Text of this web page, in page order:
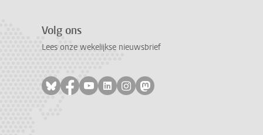
Volg ons
Lees onze wekelijkse nieuwsbrief
Volg ons op bluesky
Volg ons op facebook
Volg ons op youtube
Volg ons op linkedin
Volg ons op instagram
Volg ons op mastodon